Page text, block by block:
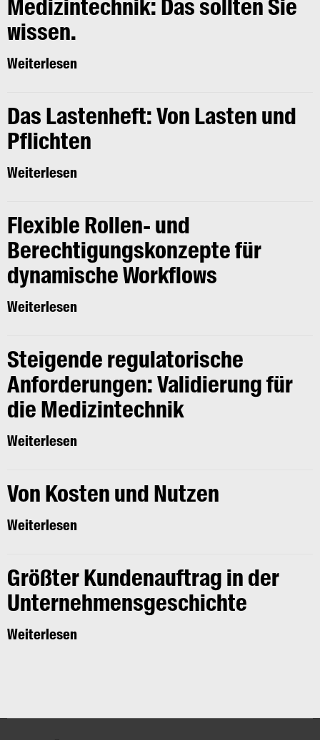
Medizintechnik: Das sollten Sie
wissen.
Weiterlesen
Das Lastenheft: Von Lasten und
Pflichten
Weiterlesen
Flexible Rollen- und
Berechtigungskonzepte für
dynamische Workflows
Weiterlesen
Steigende regulatorische
Anforderungen: Validierung für
die Medizintechnik
Weiterlesen
Von Kosten und Nutzen
Weiterlesen
Größter Kundenauftrag in der
Unternehmensgeschichte
Weiterlesen